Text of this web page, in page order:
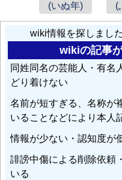
(いぬ年)
(
wiki情報を探しまし
wikiの記事
同姓同名の芸能人・有名
どり着けない
名前が短すぎる、名称が
いることなどにより本人
情報が少ない・認知度が
誹謗中傷による削除依頼
いる